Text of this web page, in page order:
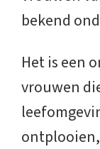
bekend
Het is een
vrouwen